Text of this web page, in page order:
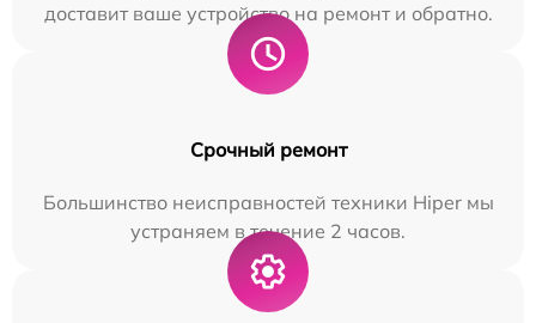
доставит ваше устройство на ремонт и обратно.
Срочный ремонт
Большинство неисправностей техники Hiper мы
устраняем в течение 2 часов.